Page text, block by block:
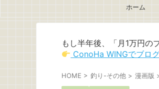
ホーム
もし半年後、「月1万円の
ConoHa WINGでブロ
HOME > 釣り-その他 > 漫画版